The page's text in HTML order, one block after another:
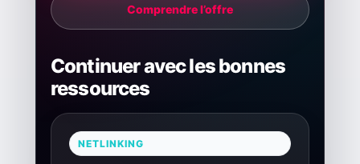
Comprendre l’offre
Continuer avec les bonnes
ressources
NETLINKING